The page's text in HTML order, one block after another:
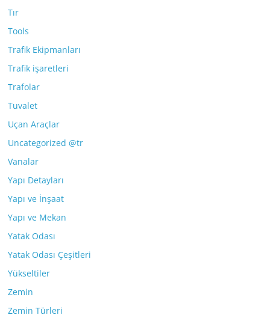
Tır
Tools
Trafik Ekipmanları
Trafik işaretleri
Trafolar
Tuvalet
Uçan Araçlar
Uncategorized @tr
Vanalar
Yapı Detayları
Yapı ve İnşaat
Yapı ve Mekan
Yatak Odası
Yatak Odası Çeşitleri
Yükseltiler
Zemin
Zemin Türleri